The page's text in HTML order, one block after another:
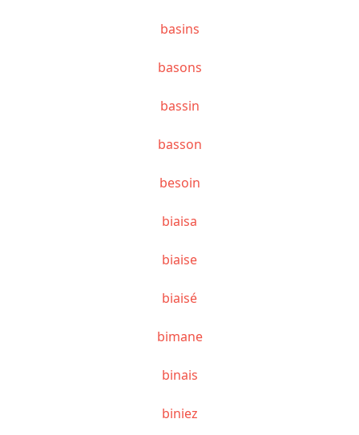
basins
basons
bassin
basson
besoin
biaisa
biaise
biaisé
bimane
binais
biniez